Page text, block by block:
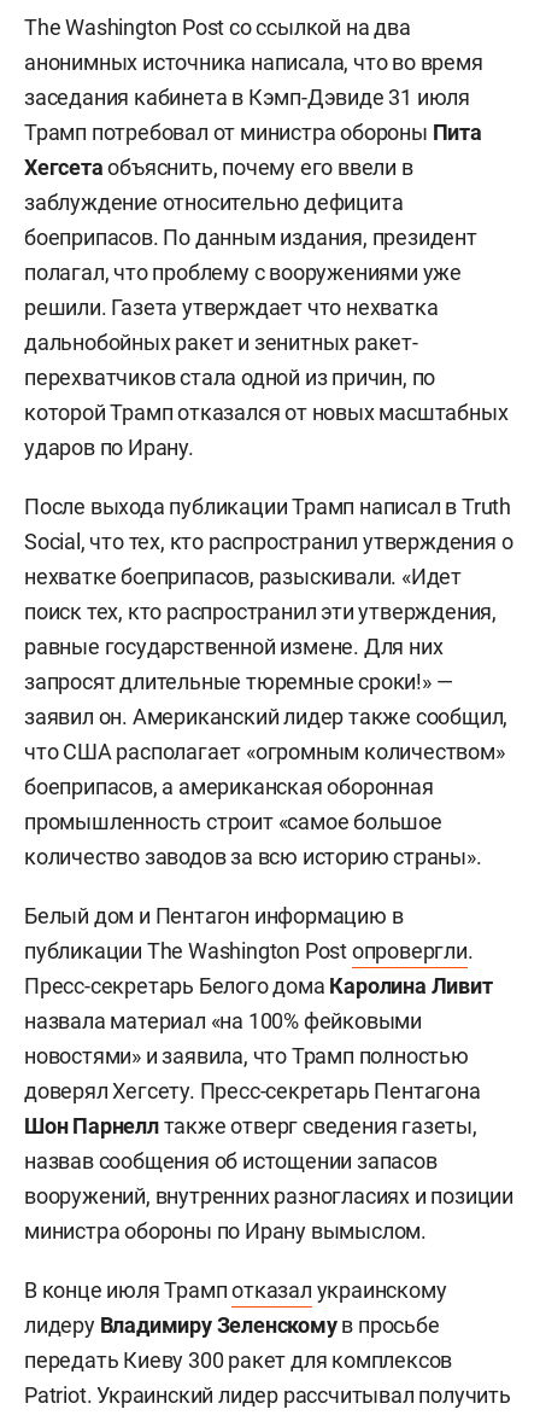
The Washington Post со ссылкой на два
анонимных источника написала, что во время
заседания кабинета в Кэмп-Дэвиде 31 июля
Трамп потребовал от министра обороны Пита
Хегсетаобъяснить, почему его ввели в
заблуждение относительно дефицита
боеприпасов. По данным издания, президент
полагал, что проблему с вооружениями уже
решили. Газета утверждает что нехватка
дальнобойных ракет и зенитных ракет-
перехватчиков стала одной из причин, по
которой Трамп отказался от новых масштабных
ударов по Ирану.
После выхода публикации Трамп написал в Truth
Social, что тех, кто распространил утверждения о
нехватке боеприпасов, разыскивали. «Идет
поиск тех, кто распространил эти утверждения,
равные государственной измене. Для них
запросят длительные тюремные сроки!» —
заявил он. Американский лидер также сообщил,
что США располагает «огромным количеством»
боеприпасов, а американская оборонная
промышленность строит «самое большое
количество заводов за всю историю страны».
Белый дом и Пентагон информацию в
публикации The Washington Postопровергли.
Пресс-секретарь Белого дома Каролина Ливит
назвала материал «на 100% фейковыми
новостями» и заявила, что Трамп полностью
доверял Хегсету. Пресс-секретарь Пентагона
Шон Парнеллтакже отверг сведения газеты,
назвав сообщения об истощении запасов
вооружений, внутренних разногласиях и позиции
министра обороны по Ирану вымыслом.
В конце июля Трампотказал украинскому
лидеру Владимиру Зеленскомув просьбе
передать Киеву 300 ракет для комплексов
Patriot. Украинский лидер рассчитывал получить